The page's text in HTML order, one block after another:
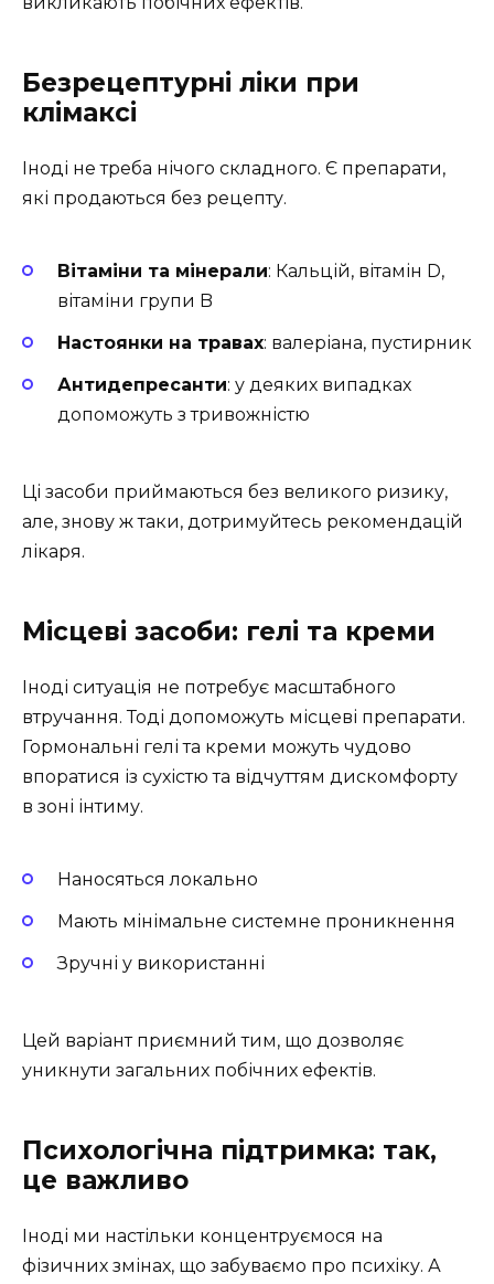
Безрецептурні ліки при
клімаксі
Іноді не треба нічого складного. Є препарати,
які продаються без рецепту.
Вітаміни та мінерали: Кальцій, вітамін D,
вітаміни групи B
Настоянки на травах: валеріана, пустирник
Антидепресанти: у деяких випадках
допоможуть з тривожністю
Ці засоби приймаються без великого ризику,
але, знову ж таки, дотримуйтесь рекомендацій
лікаря.
Місцеві засоби: гелі та креми
Іноді ситуація не потребує масштабного
втручання. Тоді допоможуть місцеві препарати.
Гормональні гелі та креми можуть чудово
впоратися із сухістю та відчуттям дискомфорту
в зоні інтиму.
Наносяться локально
Мають мінімальне системне проникнення
Зручні у використанні
Цей варіант приємний тим, що дозволяє
уникнути загальних побічних ефектів.
Психологічна підтримка: так,
це важливо
Іноді ми настільки концентруємося на
фізичних змінах, що забуваємо про психіку. А